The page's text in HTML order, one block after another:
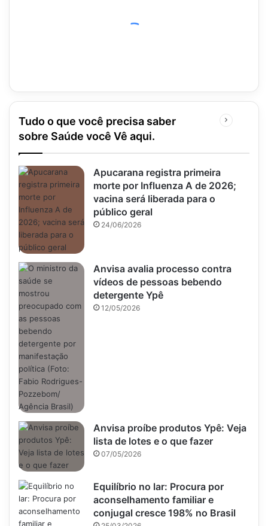
Tudo o que você precisa saber
sobre Saúde você Vê aqui.
Próxima
Apucarana registra primeira
morte por Influenza A de 2026;
vacina será liberada para o
público geral
24/06/2026
Anvisa avalia processo contra
vídeos de pessoas bebendo
detergente Ypê
12/05/2026
Anvisa proíbe produtos Ypê: Veja
lista de lotes e o que fazer
07/05/2026
Equilíbrio no lar: Procura por
aconselhamento familiar e
conjugal cresce 198% no Brasil